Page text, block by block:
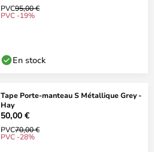
PVC95,00 €
PVC -19%
En stock
Tape Porte-manteau S Métallique Grey -
Hay
50,00 €
PVC70,00 €
PVC -28%